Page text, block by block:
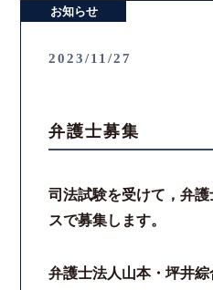
ご相談の流れ
お知らせ
2023/11/27
弁護士募集
司法試験を受けて，弁
スで募集します。
弁護士法人山本・坪井